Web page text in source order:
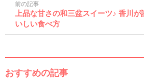
前の記事
上品な甘さの和三盆スイーツ♪ 香川
いしい食べ方
おすすめの記事